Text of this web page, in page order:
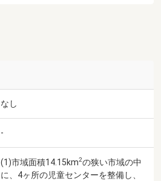
なし
-
(1)市域面積14.15km2の狭い市域の中
に、4ヶ所の児童センターを整備し、